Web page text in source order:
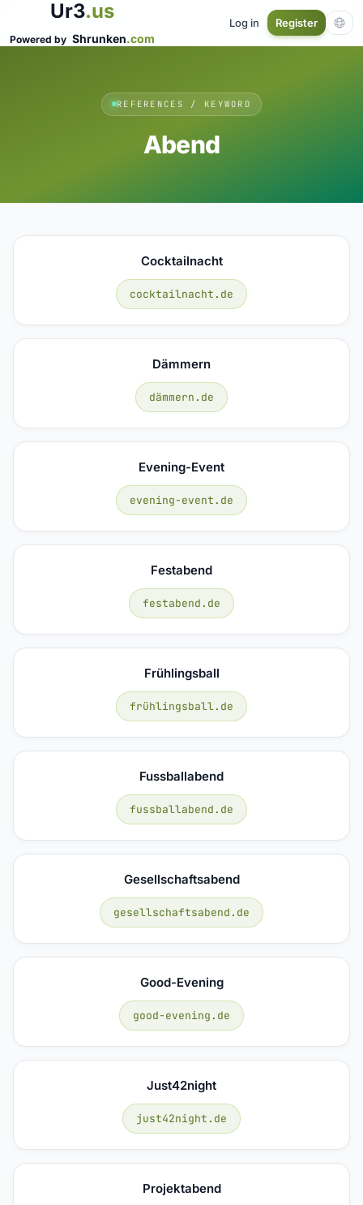
Ur3.us
Powered by Shrunken.com
Log in Register
REFERENCES / KEYWORD
Abend
Cocktailnacht
cocktailnacht.de
Dämmern
dämmern.de
Evening-Event
evening-event.de
Festabend
festabend.de
Frühlingsball
frühlingsball.de
Fussballabend
fussballabend.de
Gesellschaftsabend
gesellschaftsabend.de
Good-Evening
good-evening.de
Just42night
just42night.de
Projektabend